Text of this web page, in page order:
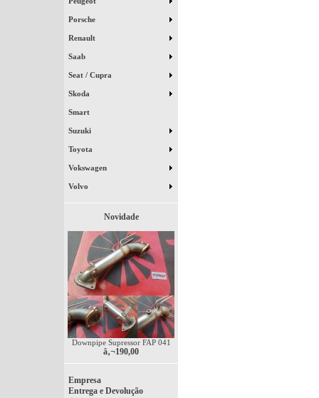
Porsche
Renault
Saab
Seat / Cupra
Skoda
Smart
Suzuki
Toyota
Vokswagen
Volvo
Novidade
Downpipe Supressor FAP 041
â‚¬190,00
Empresa
Entrega e Devolução